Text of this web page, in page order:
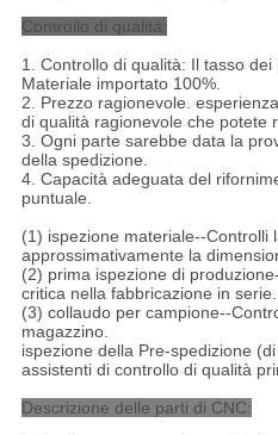
Controllo di qualità:
1. Controllo di qualità: Il tasso
Materiale importato 100%.
2. Prezzo ragionevole.
di qualità ragionevole che potete
3. Ogni parte sarebbe data la
della spedizione.
4. Capacità adeguata del
puntuale.
(1) ispezione materiale--Controlli
approssimativamente la
(2) prima ispezione di
critica nella fabbricazione in serie.
(3) collaudo per campione--
magazzino.
ispezione della Pre-spedizione
assistenti di controllo di qualità
Descrizione delle parti di CNC: